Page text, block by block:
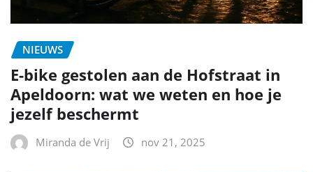
NIEUWS
E-bike gestolen aan de Hofstraat in
Apeldoorn: wat we weten en hoe je
jezelf beschermt
Miranda de Vrij nov 21, 2025